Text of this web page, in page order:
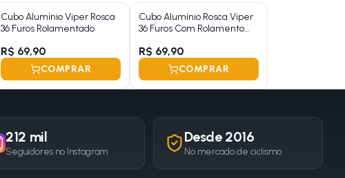
Cubo Alumínio Viper Rosca
36 Furos Rolamentado
R$ 69,90
COMPRAR
Cubo Alumínio Rosca Viper
36 Furos Com Rolamento
R$ 69,90
COMPRAR
212 mil
Seguidores no Instagram
Desde 2016
No mercado de ciclismo